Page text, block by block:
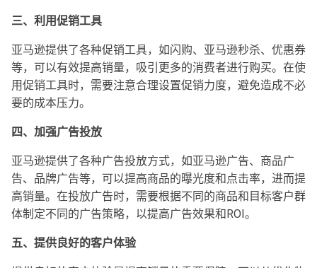
三、利用促销工具
亚马逊提供了各种促销工具，如闪购、亚马逊秒杀、优惠券
等，可以有效提高销量，吸引更多的消费者进行购买。在使
用促销工具时，需要注意合理设置促销力度，避免造成不必
要的成本压力。
四、加强广告投放
亚马逊提供了各种广告投放方式，如亚马逊广告、商品广
告、品牌广告等，可以提高商品的曝光度和点击率，进而提
高销量。在投放广告时，需要根据不同的商品和目标客户群
体制定不同的广告策略，以提高广告效果和ROI。
五、提供良好的客户体验